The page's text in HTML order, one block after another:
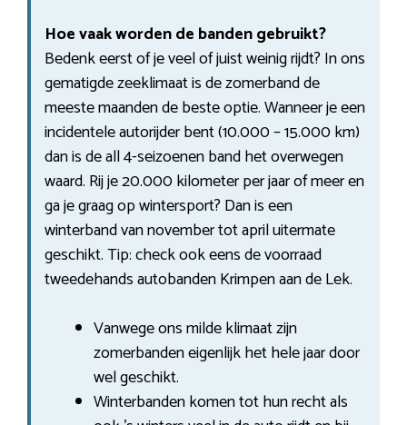
Hoe vaak worden de banden gebruikt?
Bedenk eerst of je veel of juist weinig rijdt? In ons
gematigde zeeklimaat is de zomerband de
meeste maanden de beste optie. Wanneer je een
incidentele autorijder bent (10.000 – 15.000 km)
dan is de all 4-seizoenen band het overwegen
waard. Rij je 20.000 kilometer per jaar of meer en
ga je graag op wintersport? Dan is een
winterband van november tot april uitermate
geschikt. Tip: check ook eens de voorraad
tweedehands autobanden Krimpen aan de Lek.
Vanwege ons milde klimaat zijn
zomerbanden eigenlijk het hele jaar door
wel geschikt.
Winterbanden komen tot hun recht als